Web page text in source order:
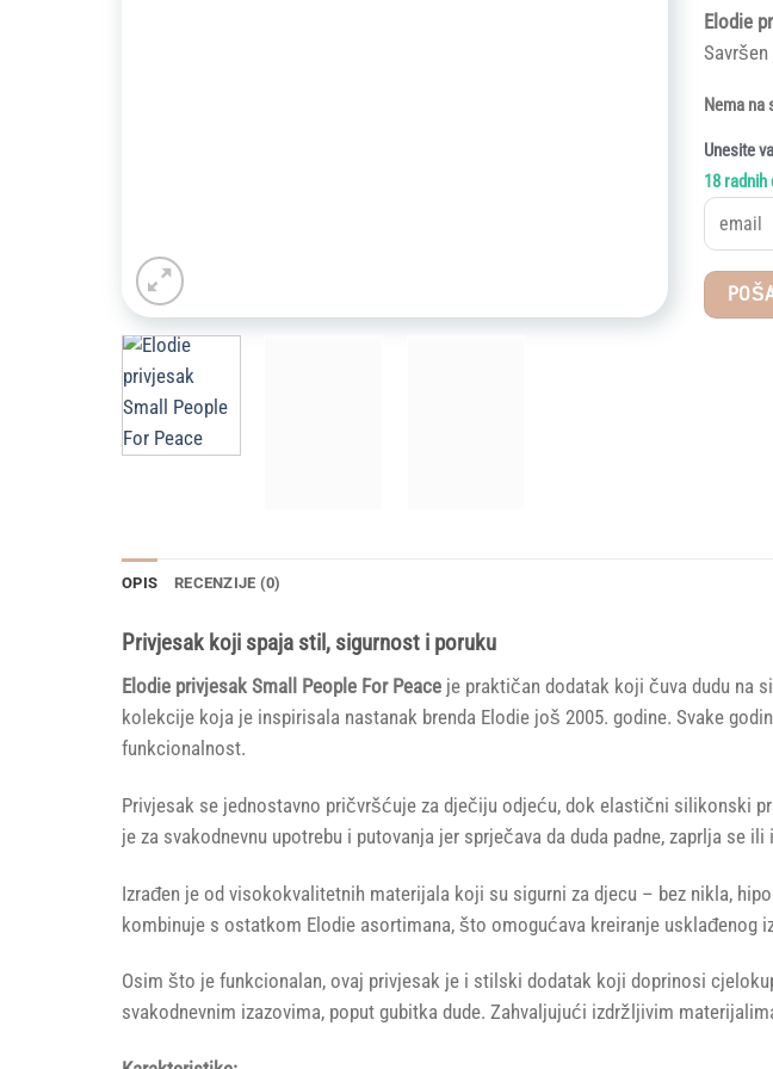
Elodie
Nema na
Unesite
18 radnih
OPIS RECENZIJE (0)
Privjesak koji spaja stil, sigurnost i poruku
Elodie privjesak Small People For Peace je praktičan dodatak koji čuva dudu na
kolekcije koja je inspirisala nastanak brenda Elodie još 2005. godine. Svake
funkcionalnost.
Privjesak se jednostavno pričvršćuje za dječiju odjeću, dok elastični silikonski
je za svakodnevnu upotrebu i putovanja jer sprječava da duda padne, zaprlja se ili
Izrađen je od visokokvalitetnih materijala koji su sigurni za djecu – bez nikla,
kombinuje s ostatkom Elodie asortimana, što omogućava kreiranje usklađenog
Osim što je funkcionalan, ovaj privjesak je i stilski dodatak koji doprinosi
svakodnevnim izazovima, poput gubitka dude. Zahvaljujući izdržljivim